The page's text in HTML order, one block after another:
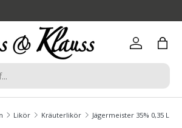
Einloggen
Likör Kräuterlikör Jägermeister 35% 0,35 Liter